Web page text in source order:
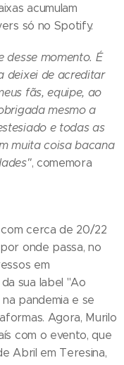
acumulam
só no Spotify.
desse momento. É
deixei de acreditar
fãs, equipe, ao
mesmo a
e todas as
muita coisa bacana
, comemora
cerca de 20/22
onde passa, no
em
sua label "Ao
pandemia e se
Agora, Murilo
com o evento, que
Abril em Teresina,